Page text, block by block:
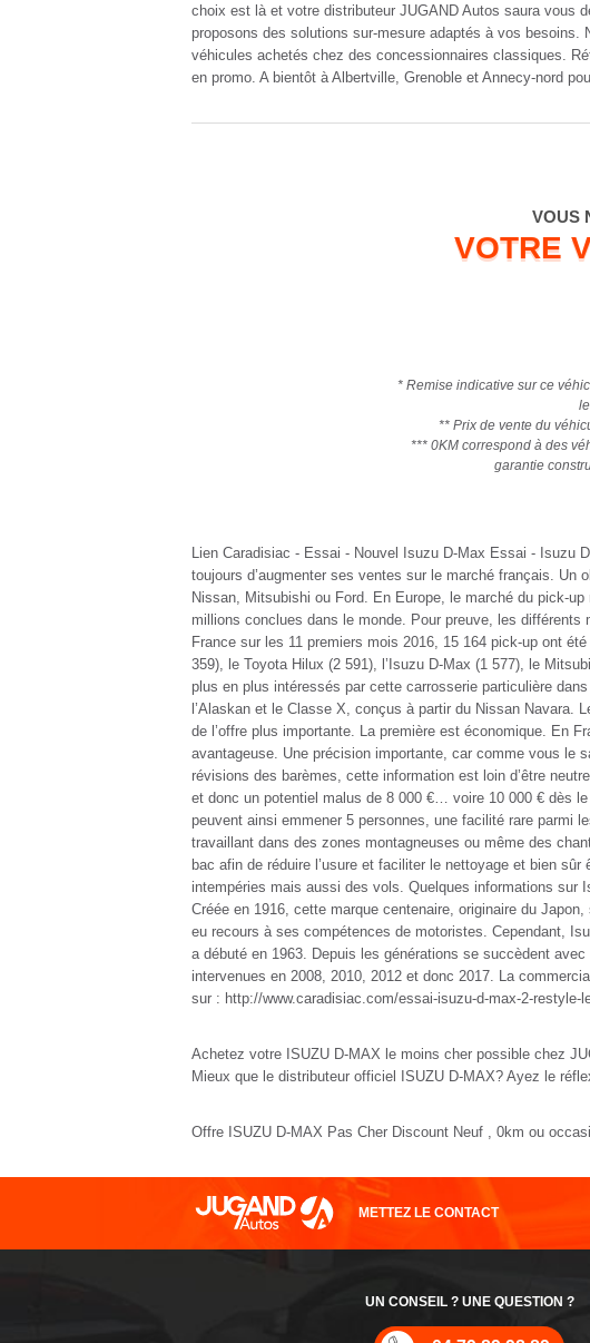
choix est là et votre distributeur JUGAND Autos saura vous
proposons des solutions sur-mesure adaptés à vos
véhicules achetés chez des concessionnaires classiques.
en promo. A bientôt à Albertville, Grenoble et Annecy-nord
VOUS
VOTRE
* Remise indicative sur ce
** Prix de vente du
*** 0KM correspond à des
garantie
Lien Caradisiac - Essai - Nouvel Isuzu D-Max Essai - Isuzu
toujours d’augmenter ses ventes sur le marché français. Un
Nissan, Mitsubishi ou Ford. En Europe, le marché du pick-
millions conclues dans le monde. Pour preuve, les
France sur les 11 premiers mois 2016, 15 164 pick-up ont
359), le Toyota Hilux (2 591), l’Isuzu D-Max (1 577), le
plus en plus intéressés par cette carrosserie particulière
l’Alaskan et le Classe X, conçus à partir du Nissan Navara.
de l’offre plus importante. La première est économique. En
avantageuse. Une précision importante, car comme vous le
révisions des barèmes, cette information est loin d’être
et donc un potentiel malus de 8 000 €… voire 10 000 € dès
peuvent ainsi emmener 5 personnes, une facilité rare parmi
travaillant dans des zones montagneuses ou même des
bac afin de réduire l’usure et faciliter le nettoyage et bien
intempéries mais aussi des vols. Quelques informations sur
Créée en 1916, cette marque centenaire, originaire du
eu recours à ses compétences de motoristes. Cependant,
a débuté en 1963. Depuis les générations se succèdent
intervenues en 2008, 2010, 2012 et donc 2017. La
sur : http://www.caradisiac.com/essai-isuzu-d-max-2-restyle-
Achetez votre ISUZU D-MAX le moins cher possible chez
Mieux que le distributeur officiel ISUZU D-MAX? Ayez le
Offre ISUZU D-MAX Pas Cher Discount Neuf , 0km ou
METTEZ LE CONTACT
UN CONSEIL ? UNE QUESTION ?